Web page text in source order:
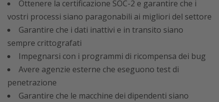
Ottenere la certificazione SOC-2 e garantire che i
vostri processi siano paragonabili ai migliori del settore
Garantire che i dati inattivi e in transito siano
sempre crittografati
Impegnarsi con i programmi di ricompensa dei bug
Avere agenzie esterne che eseguono test di
penetrazione
Garantire che le macchine dei dipendenti siano